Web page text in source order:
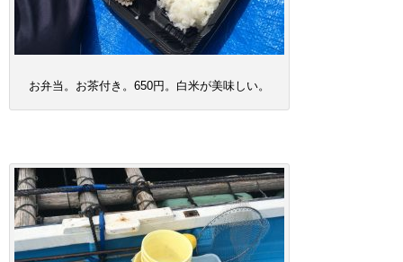
お弁当。お茶付き。650円。白米が美味しい。